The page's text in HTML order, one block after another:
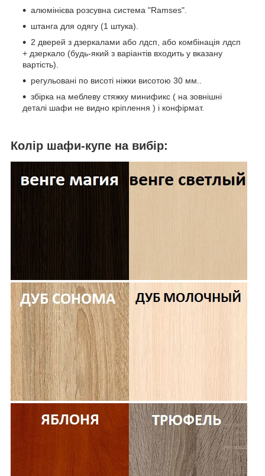
алюмінієва розсувна система "Ramses".
штанга для одягу (1 штука).
2 дверей з дзеркалами або лдсп, або комбінація лдсп
+ дзеркало (будь-який з варіантів входить у вказану
вартість).
регульовані по висоті ніжки висотою 30 мм..
збірка на меблеву стяжку минификс ( на зовнішні
деталі шафи не видно кріплення ) і конфірмат.
Колір шафи-купе на вибір: